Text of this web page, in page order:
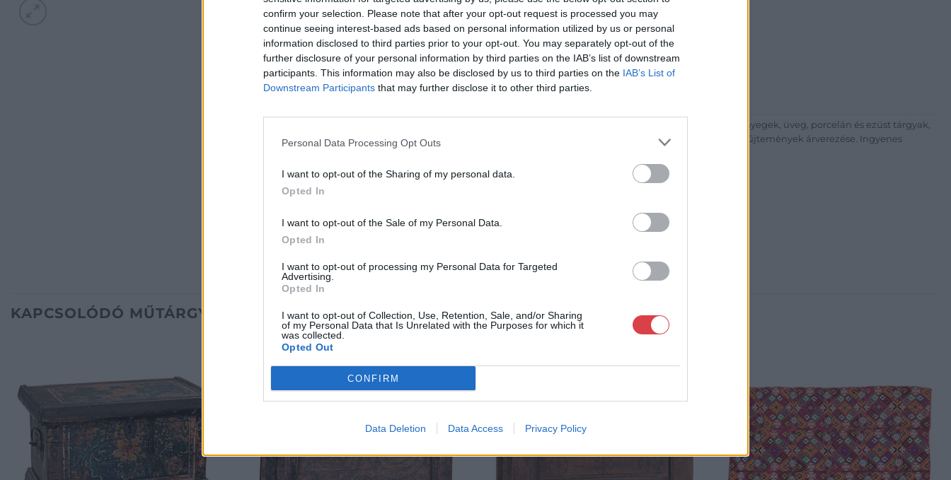
confirm your selection. Please note that after your opt-out request is processed you may
continue seeing interest-based ads based on personal information utilized by us or personal
information disclosed to third parties prior to your opt-out. You may separately opt-out of the
further disclosure of your personal information by third parties on the IAB’s list of downstream
participants. This information may also be disclosed by us to third parties on the IAB’s List of
Downstream Participants that may further disclose it to other third parties.
Personal Data Processing Opt Outs
I want to opt-out of the Sharing of my personal data.
Opted In
I want to opt-out of the Sale of my Personal Data.
Opted In
I want to opt-out of processing my Personal Data for Targeted
Advertising.
Opted In
I want to opt-out of Collection, Use, Retention, Sale, and/or Sharing
of my Personal Data that Is Unrelated with the Purposes for which it
was collected.
Opted Out
CONFIRM
Data Deletion Data Access Privacy Policy
Nagyházi Galéria és Aukciósház
Cím: Müller Márta
Nagyházi Galéria és Aukciósház Kft.
1055 Budapest, Balaton utca 8.
Bemutatkozás: Magas színvonalú festmények és műtárgyak, bútorok, szőnyegek, üveg, porcelán és ezüst tárgyak,
ékszerek, néprajzi tárgyak értékesítése és aukcionálása. Hagyatékok és gyűjtemények árverezése. Ingyenes
KAPCSOLÓDÓ MŰTÁRGYAK